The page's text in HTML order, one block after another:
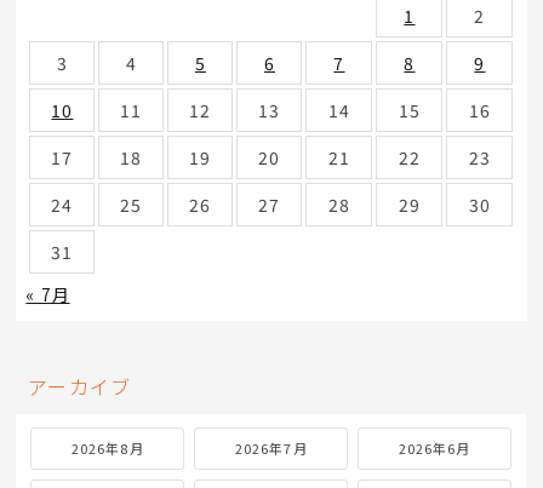
1
2
3
4 5 6 7 8
9
10
11 12 13 14 15
16
17
18 19 20 21 22
23
24
25 26 27 28 29
30
31
« 7月
アーカイブ
2026年8月 2026年7月 2026年6月